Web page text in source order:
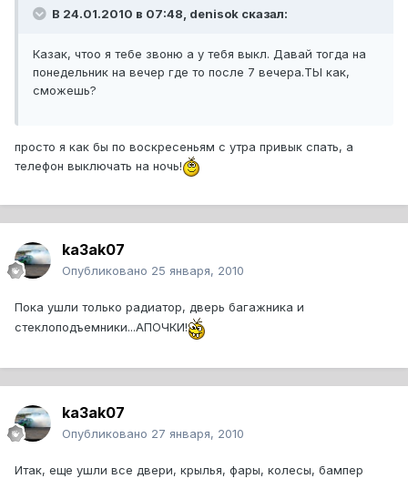
В 24.01.2010 в 07:48, denisok сказал:
Казак, чтоо я тебе звоню а у тебя выкл. Давай тогда на
понедельник на вечер где то после 7 вечера.ТЫ как,
сможешь?
просто я как бы по воскресеньям с утра привык спать, а
телефон выключать на ночь!
ka3ak07
Опубликовано 25 января, 2010
Пока ушли только радиатор, дверь багажника и
стеклоподъемники...АПОЧКИ!
ka3ak07
Опубликовано 27 января, 2010
Итак, еще ушли все двери, крылья, фары, колесы, бампер